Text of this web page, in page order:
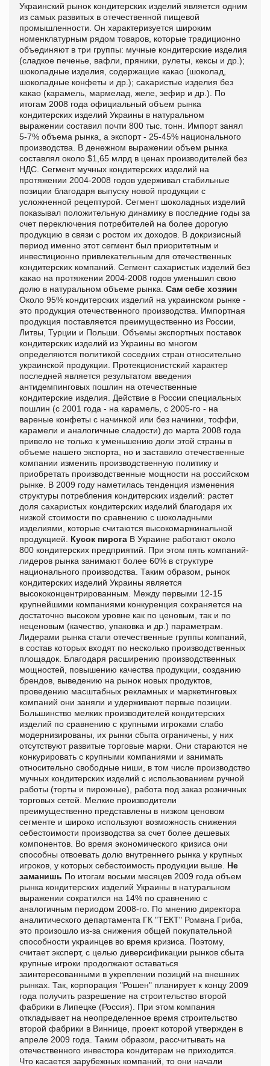
Украинский рынок кондитерских изделий является одним
из самых развитых в отечественной пищевой
промышленности. Он характеризуется широким
номенклатурным рядом товаров, которые традиционно
объединяют в три группы: мучные кондитерские изделия
(сладкое печенье, вафли, пряники, рулеты, кексы и др.);
шоколадные изделия, содержащие какао (шоколад,
шоколадные конфеты и др.); сахаристые изделия без
какао (карамель, мармелад, желе, зефир и др.). По
итогам 2008 года официальный объем рынка
кондитерских изделий Украины в натуральном
выражении составил почти 800 тыс. тонн. Импорт занял
5-7% объема рынка, а экспорт - 25-45% национального
производства. В денежном выражении объем рынка
составлял около $1,65 млрд в ценах производителей без
НДС. Сегмент мучных кондитерских изделий на
протяжении 2004-2008 годов удерживал стабильные
позиции благодаря выпуску новой продукции с
усложненной рецептурой. Сегмент шоколадных изделий
показывал положительную динамику в последние годы за
счет переключения потребителей на более дорогую
продукцию в связи с ростом их доходов. В докризисный
период именно этот сегмент был приоритетным и
инвестиционно привлекательным для отечественных
кондитерских компаний. Сегмент сахаристых изделий без
какао на протяжении 2004-2008 годов уменьшил свою
долю в натуральном объеме рынка. Сам себе хозяин
Около 95% кондитерских изделий на украинском рынке -
это продукция отечественного производства. Импортная
продукция поставляется преимущественно из России,
Литвы, Турции и Польши. Объемы экспортных поставок
кондитерских изделий из Украины во многом
определяются политикой соседних стран относительно
украинской продукции. Протекционистский характер
последней является результатом введения
антидемпинговых пошлин на отечественные
кондитерские изделия. Действие в России специальных
пошлин (с 2001 года - на карамель, с 2005-го - на
вареные конфеты с начинкой или без начинки, тоффи,
карамели и аналогичные сладости) до марта 2008 года
привело не только к уменьшению доли этой страны в
объеме нашего экспорта, но и заставило отечественные
компании изменить производственную политику и
приобретать производственные мощности на российском
рынке. В 2009 году наметилась тенденция изменения
структуры потребления кондитерских изделий: растет
доля сахаристых кондитерских изделий благодаря их
низкой стоимости по сравнению с шоколадными
изделиями, которые считаются высокомаржинальной
продукцией. Кусок пирога В Украине работают около
800 кондитерских предприятий. При этом пять компаний-
лидеров рынка занимают более 60% в структуре
национального производства. Таким образом, рынок
кондитерских изделий Украины является
высококонцентрированным. Между первыми 12-15
крупнейшими компаниями конкуренция сохраняется на
достаточно высоком уровне как по ценовым, так и по
неценовым (качество, упаковка и др.) параметрам.
Лидерами рынка стали отечественные группы компаний,
в состав которых входят по несколько производственных
площадок. Благодаря расширению производственных
мощностей, повышению качества продукции, созданию
брендов, выведению на рынок новых продуктов,
проведению масштабных рекламных и маркетинговых
компаний они заняли и удерживают первые позиции.
Большинство мелких производителей кондитерских
изделий по сравнению с крупными игроками слабо
модернизированы, их рынки сбыта ограничены, у них
отсутствуют развитые торговые марки. Они стараются не
конкурировать с крупными компаниями и занимать
относительно свободные ниши, в том числе производство
мучных кондитерских изделий с использованием ручной
работы (торты и пирожные), работа под заказ розничных
торговых сетей. Мелкие производители
преимущественно представлены в низком ценовом
сегменте и широко используют возможность снижения
себестоимости производства за счет более дешевых
компонентов. Во время экономического кризиса они
способны отвоевать долю внутреннего рынка у крупных
игроков, у которых себестоимость продукции выше. Не
заманишь По итогам восьми месяцев 2009 года объем
рынка кондитерских изделий Украины в натуральном
выражении сократился на 14% по сравнению с
аналогичным периодом 2008-го. По мнению директора
аналитического департамента ГК "ТЕКТ" Романа Гриба,
это произошло из-за снижения общей покупательной
способности украинцев во время кризиса. Поэтому,
считает эксперт, с целью диверсификации рынков сбыта
крупные игроки продолжают оставаться
заинтересованными в укреплении позиций на внешних
рынках. Так, корпорация "Рошен" планирует к концу 2009
года получить разрешение на строительство второй
фабрики в Липецке (Россия). При этом компания
откладывает на неопределенное время строительство
второй фабрики в Виннице, проект которой утвержден в
апреле 2009 года. Таким образом, рассчитывать на
отечественного инвестора кондитерам не приходится.
Что касается зарубежных компаний, то они начали